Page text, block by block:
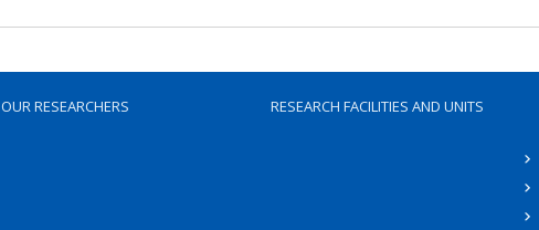
OUR RESEARCHERS RESEARCH FACILITIES AND UNITS